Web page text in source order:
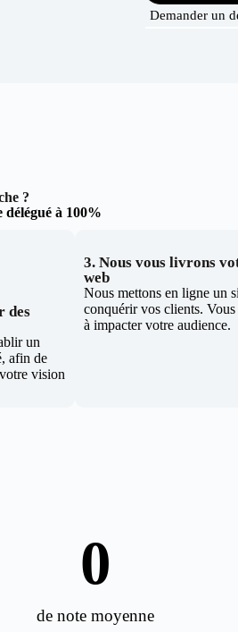
Demander un
?
délégué à 100%
des
un
afin de
vision
3. Nous vous livrons
web
Nous mettons en ligne un
conquérir vos clients. Vous
à impacter votre audience.
de note moyenne
0